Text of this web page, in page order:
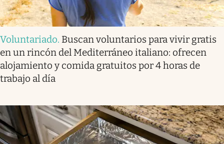
Voluntariado. Buscan voluntarios para vivir gratis
en un rincón del Mediterráneo italiano: ofrecen
alojamiento y comida gratuitos por 4 horas de
trabajo al día